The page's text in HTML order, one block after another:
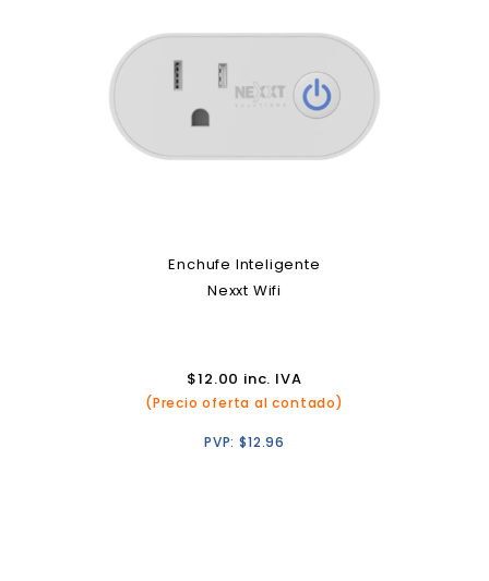
Enchufe Inteligente
Nexxt Wifi
$12.00 inc. IVA
(Precio oferta al contado)
PVP:$12.96